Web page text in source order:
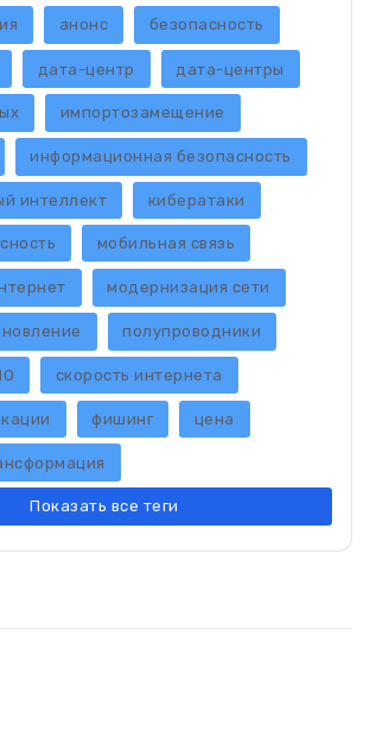
анонс безопасность
дата-центр дата-центры
импортозамещение
информационная безопасность
интеллект кибератаки
мобильная связь
модернизация сети
полупроводники
скорость интернета
фишинг цена
Показать все теги